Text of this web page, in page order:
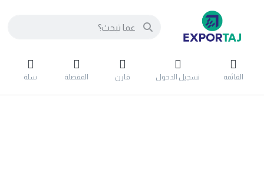
القائمه تسجيل الدخول قارن المفضلة سلة